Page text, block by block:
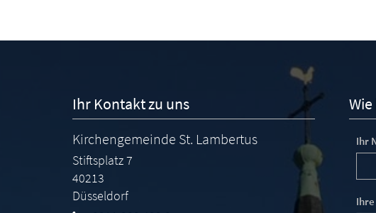
Ihr
Ihr Kontakt zu uns
Kirchengemeinde St. Lambertus
Stiftsplatz 7
40213
Düsseldorf